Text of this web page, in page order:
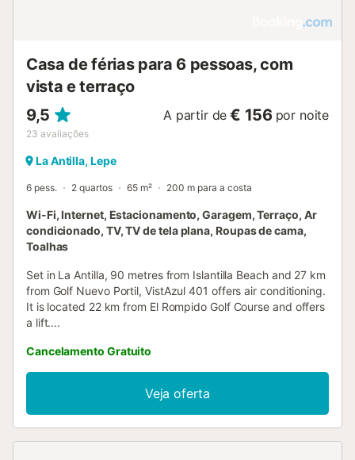
Casa de férias para 6 pessoas, com
vista e terraço
9,5
23 avaliações
A partir de € 156 por noite
La Antilla, Lepe
6 pess. 2 quartos 65 m² 200 m para a costa
Wi-Fi, Internet, Estacionamento, Garagem, Terraço, Ar
condicionado, TV, TV de tela plana, Roupas de cama,
Toalhas
Set in La Antilla, 90 metres from Islantilla Beach and 27 km
from Golf Nuevo Portil, VistAzul 401 offers air conditioning.
It is located 22 km from El Rompido Golf Course and offers
a lift....
Cancelamento Gratuito
Veja oferta